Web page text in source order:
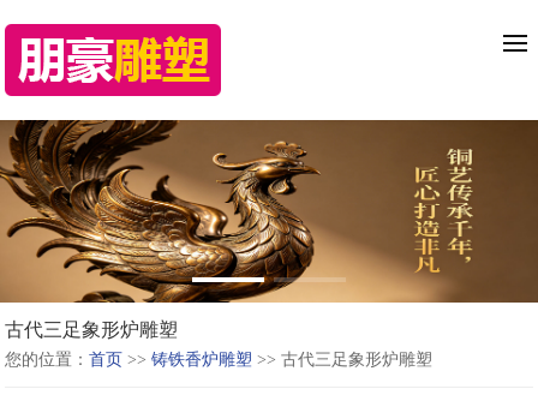
古代三足象形炉雕塑
您的位置：首页 >>铸铁香炉雕塑 >> 古代三足象形炉雕塑